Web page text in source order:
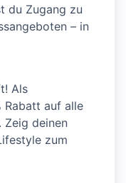
du Zugang zu
– in
Als
Rabatt auf alle
Zeig deinen
zum